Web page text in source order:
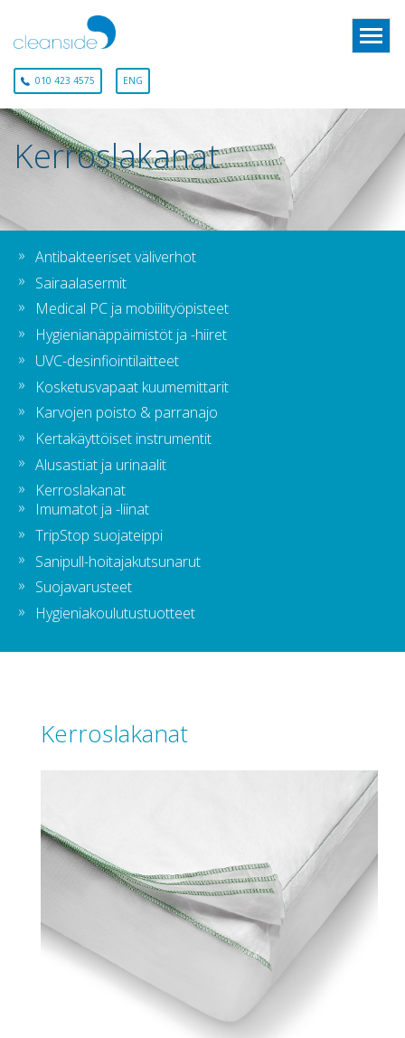
010 423 4575 ENG
Kerroslakanat
Antibakteeriset väliverhot
Sairaalasermit
Medical PC ja mobiilityöpisteet
Hygienianäppäimistöt ja -hiiret
UVC-desinfiointilaitteet
Kosketusvapaat kuumemittarit
Karvojen poisto & parranajo
Kertakäyttöiset instrumentit
Alusastiat ja urinaalit
Kerroslakanat
Imumatot ja -liinat
TripStop suojateippi
Sanipull-hoitajakutsunarut
Suojavarusteet
Hygieniakoulutustuotteet
Kerroslakanat